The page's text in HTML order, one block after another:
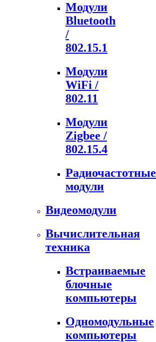
Модули
Bluetooth
/
802.15.1
Модули
WiFi /
802.11
Модули
Zigbee /
802.15.4
Радиочастотные
модули
Видеомодули
Вычислительная
техника
Встраиваемые
блочные
компьютеры
Одномодульные
компьютеры